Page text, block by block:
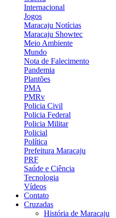
Internacional
Jogos
Maracaju Notícias
Maracaju Showtec
Meio Ambiente
Mundo
Nota de Falecimento
Pandemia
Plantões
PMA
PMRv
Policia Civil
Policia Federal
Policia Militar
Policial
Política
Prefeitura Maracaju
PRF
Saúde e Ciência
Tecnologia
Vídeos
Contato
Cruzadas
História de Maracaju